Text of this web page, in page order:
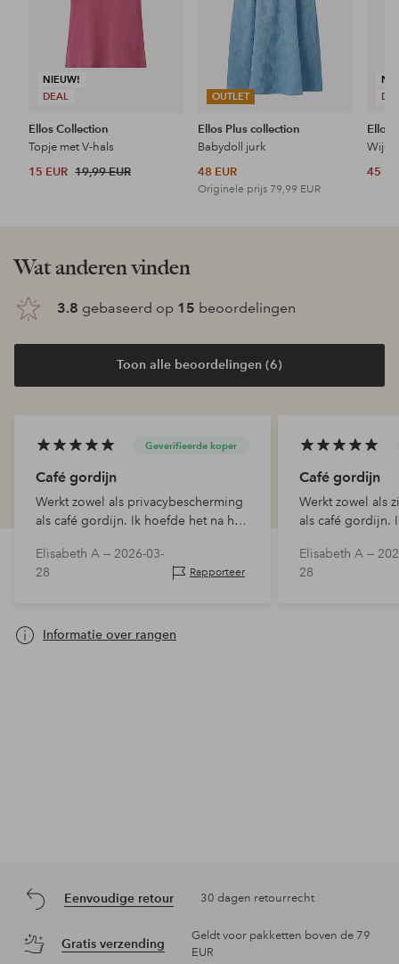
NIEUW!
DEAL
Ellos Collection
Topje met V-hals
15 EUR 19,99 EUR
OUTLET
Ellos Plus collection
Babydoll jurk
48 EUR
Originele prijs 79,99 EUR
Ellos
45
Wat anderen vinden
3.8 gebaseerd op 15 beoordelingen
Toon alle beoordelingen (6)
Geverifieerde koper
Café gordijn
Werkt zowel als privacybescherming
als café gordijn. Ik hoefde het na het
fijn, ondanks dat het linnen is.
Elisabeth A — 2026-03-
28
Rapporteer
Café gordijn
Werkt zowel als
als café gordijn.
goed, ondanks
Elisabeth A —
28
Informatie over rangen
Eenvoudige retour 30 dagen retourrecht
Gratis verzending
Geldt voor pakketten boven de 79
EUR